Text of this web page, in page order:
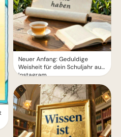
Neuer Anfang: Geduldige
Weisheit für dein Schuljahr auf
Instagram.